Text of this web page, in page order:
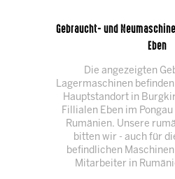
Gebraucht- und
Eben
Die angezeigten
Lagermaschinen
Hauptstandort in
Fillialen Eben im Pongau
Rumänien. Unsere
bitten wir - auch für
befindlichen
Mitarbeiter in